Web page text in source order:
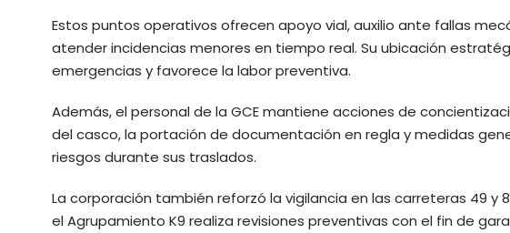
Estos puntos operativos ofrecen apoyo vial, auxilio ante fallas
atender incidencias menores en tiempo real. Su ubicación
emergencias y favorece la labor preventiva.
Además, el personal de la GCE mantiene acciones de
del casco, la portación de documentación en regla y medidas
riesgos durante sus traslados.
La corporación también reforzó la vigilancia en las carreteras 49 y
el Agrupamiento K9 realiza revisiones preventivas con el fin de